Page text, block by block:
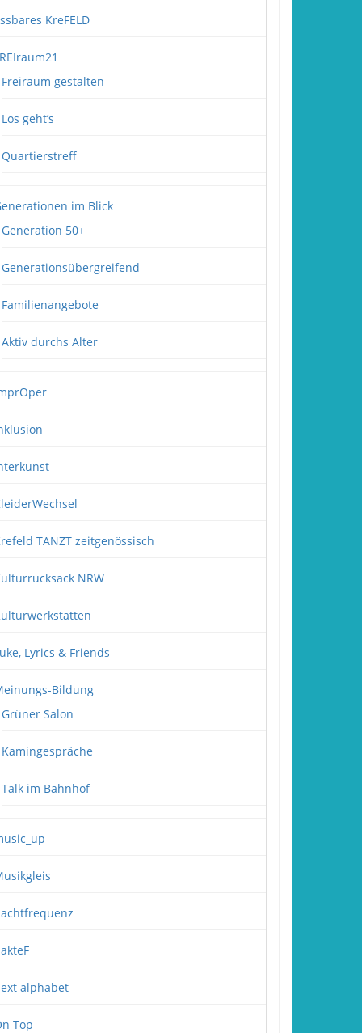
KreFELD
Freiraum gestalten
Los geht’s
Quartierstreff
im Blick
Generation 50+
Generationsübergreifend
Familienangebote
Aktiv durchs Alter
TANZT zeitgenössisch
NRW
Lyrics & Friends
Bildung
Grüner Salon
Kamingespräche
Talk im Bahnhof
alphabet
Top